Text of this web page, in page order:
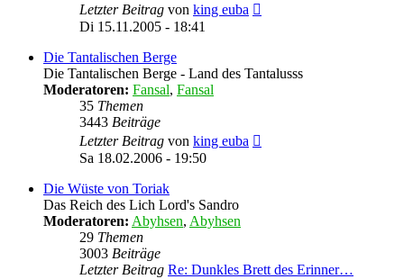
Letzter Beitrag von king euba
Di 15.11.2005 - 18:41
Die Tantalischen Berge
Die Tantalischen Berge - Land des Tantalusss
Moderatoren: Fansal, Fansal
35 Themen
3443 Beiträge
Letzter Beitrag von king euba
Sa 18.02.2006 - 19:50
Die Wüste von Toriak
Das Reich des Lich Lord's Sandro
Moderatoren: Abyhsen, Abyhsen
29 Themen
3003 Beiträge
Letzter Beitrag Re: Dunkles Brett des Erinner…